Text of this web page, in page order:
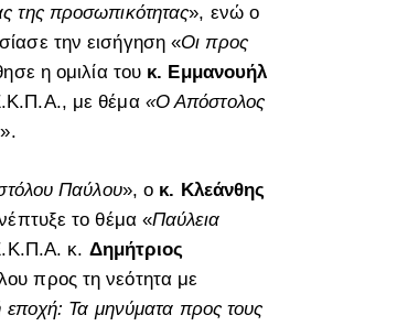
της προσωπικότητας», ενώ ο
την εισήγηση «Οι προς
η ομιλία του κ. Εμμανουήλ
με θέμα «Ο Απόστολος
».
Παύλου», ο κ. Κλεάνθης
το θέμα «Παύλεια
κ. Δημήτριος
προς τη νεότητα με
εποχή: Τα μηνύματα προς τους